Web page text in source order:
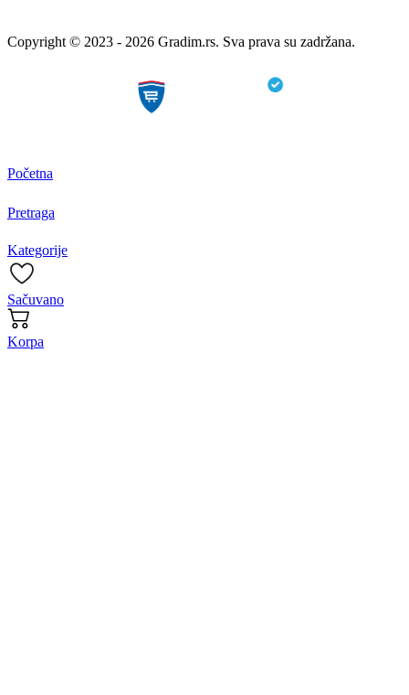
Copyright © 2023 - 2026 Gradim.rs. Sva prava su zadržana.
Početna
Pretraga
Kategorije
Sačuvano
Korpa